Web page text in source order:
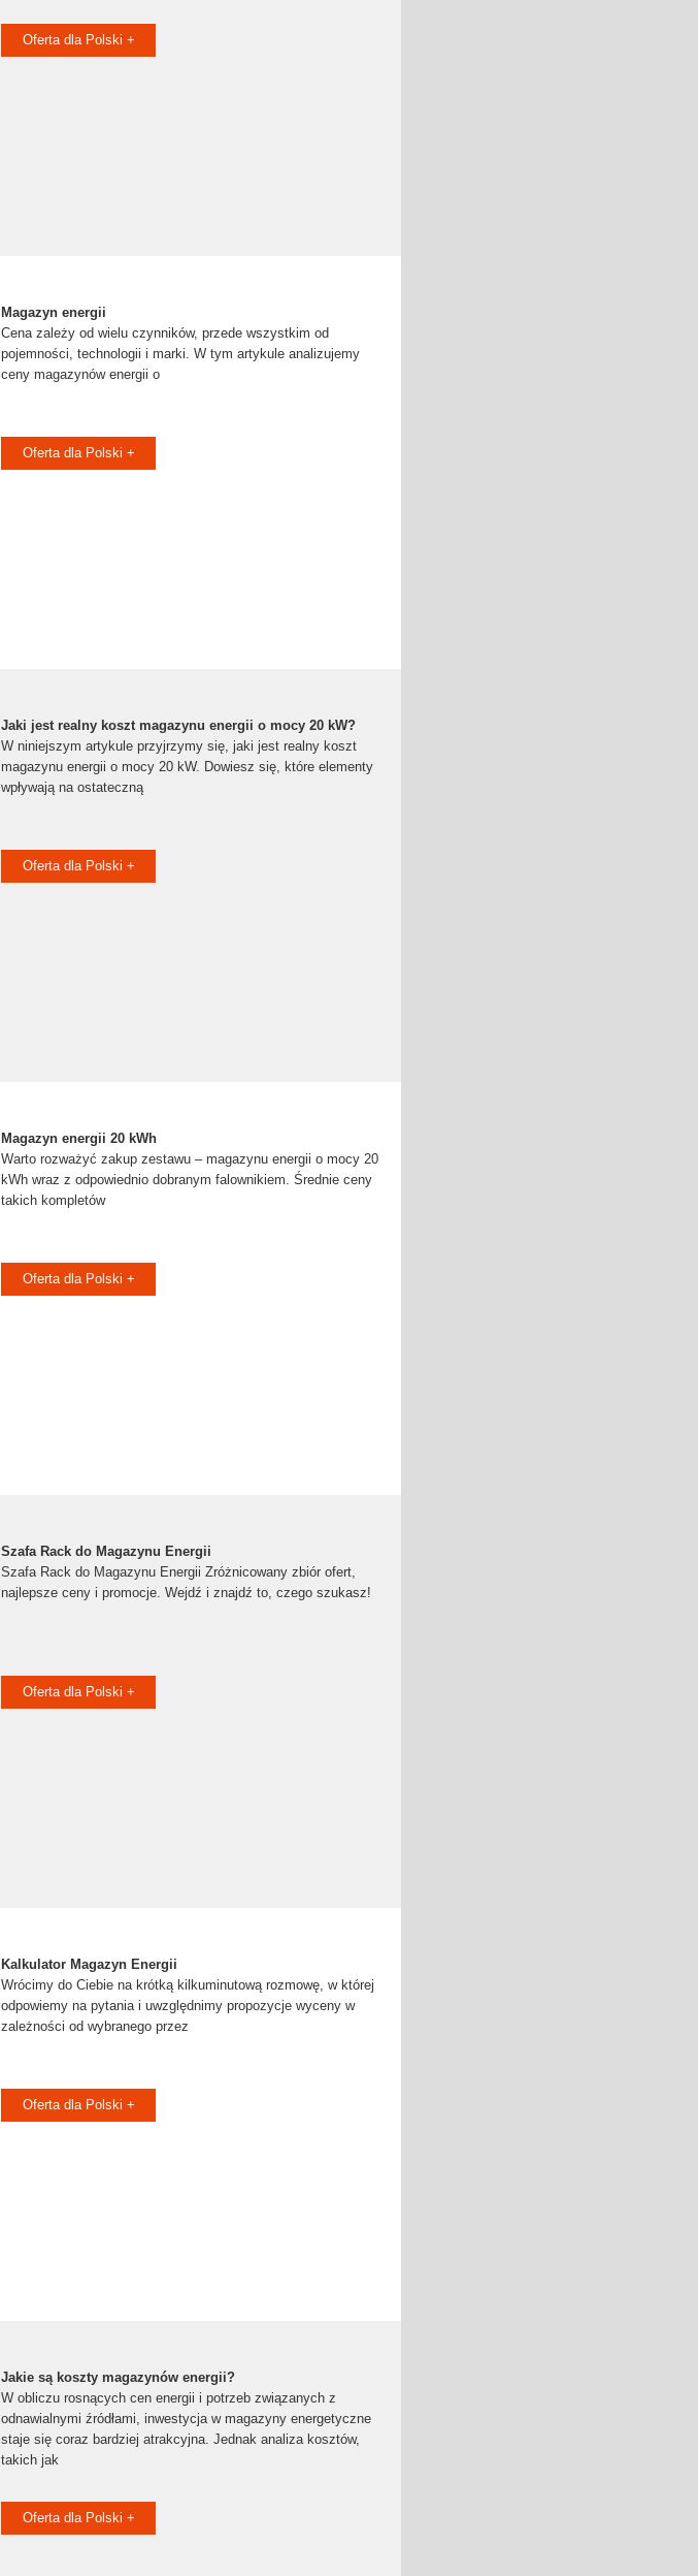
Oferta dla Polski +
Magazyn energii
Cena zależy od wielu czynników, przede wszystkim od
pojemności, technologii i marki. W tym artykule analizujemy
ceny magazynów energii o
Oferta dla Polski +
Jaki jest realny koszt magazynu energii o mocy 20 kW?
W niniejszym artykule przyjrzymy się, jaki jest realny koszt
magazynu energii o mocy 20 kW. Dowiesz się, które elementy
wpływają na ostateczną
Oferta dla Polski +
Magazyn energii 20 kWh
Warto rozważyć zakup zestawu – magazynu energii o mocy 20
kWh wraz z odpowiednio dobranym falownikiem. Średnie ceny
takich kompletów
Oferta dla Polski +
Szafa Rack do Magazynu Energii
Szafa Rack do Magazynu Energii Zróżnicowany zbiór ofert,
najlepsze ceny i promocje. Wejdź i znajdź to, czego szukasz!
Oferta dla Polski +
Kalkulator Magazyn Energii
Wrócimy do Ciebie na krótką kilkuminutową rozmowę, w której
odpowiemy na pytania i uwzględnimy propozycje wyceny w
zależności od wybranego przez
Oferta dla Polski +
Jakie są koszty magazynów energii?
W obliczu rosnących cen energii i potrzeb związanych z
odnawialnymi źródłami, inwestycja w magazyny energetyczne
staje się coraz bardziej atrakcyjna. Jednak analiza kosztów,
takich jak
Oferta dla Polski +